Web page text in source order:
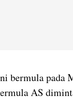
bermula pada
AS